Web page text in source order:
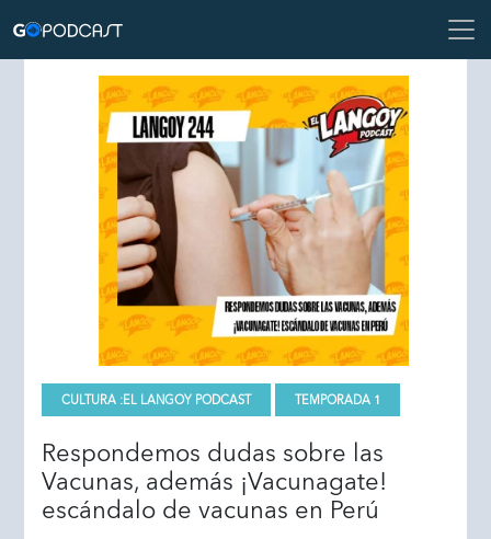
CULTURA :EL LANGOY PODCAST TEMPORADA 1
Respondemos dudas sobre las
Vacunas, además ¡Vacunagate!
escándalo de vacunas en Perú